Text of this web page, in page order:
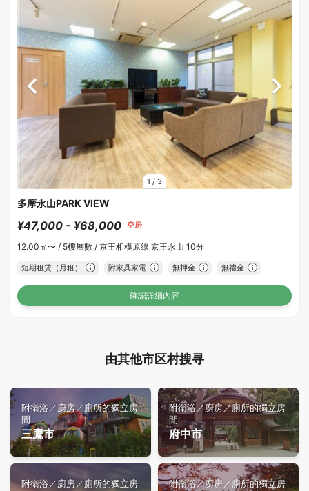
1 / 3
多摩永山PARK VIEW
¥47,000 - ¥68,000 空房
12.00㎡〜 / 5樓層數 / 京王相模原線 京王永山 10分
短期租賃（月租） 附家具家電 無押金 無禮金
確認詳細內容
由其他市区村搜寻
附衛浴／廚房／廁所的獨立房
間
三鷹市
附衛浴／廚房／廁所的獨立房
間
府中市
附衛浴／廚房／廁所的獨立房
附衛浴／廚房／廁所的獨立房